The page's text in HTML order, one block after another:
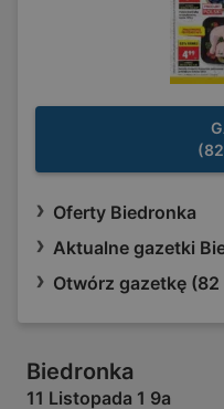
Oferty Biedronka
Aktualne gazetki
Otwórz gazetkę
Biedronka
11 Listopada 1 9a